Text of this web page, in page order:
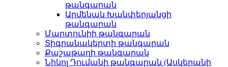
թանգարան
Արմենակ Խանփերյանցի
թանգարան
Մարտունիի թանգարան
Տիգրանակերտի թանգարան
Քաշաթաղի թանգարան
Նիկոլ Դումանի թանգարան (Ասկերանի